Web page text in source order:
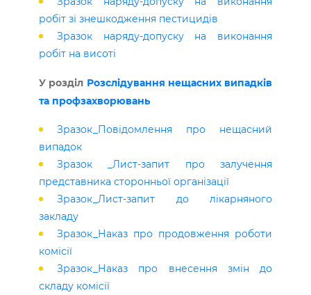
робіт зі знешкодження пестицидів
Зразок наряду-допуску на виконання
робіт на висоті
У розділ Розслідування нещасних випадків
та профзахворювань
Зразок_Повідомлення про нещасний
випадок
Зразок _Лист-запит про залучення
представника сторонньої організації
Зразок_Лист-запит до лікарняного
закладу
Зразок_Наказ про продовження роботи
комісії
Зразок_Наказ про внесення змін до
складу комісії